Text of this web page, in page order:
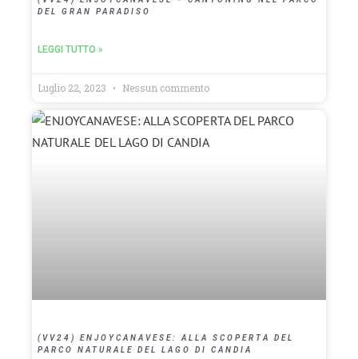
DEL GRAN PARADISO
LEGGI TUTTO »
Luglio 22, 2023 Nessun commento
(VV24) ENJOYCANAVESE: ALLA SCOPERTA DEL
PARCO NATURALE DEL LAGO DI CANDIA